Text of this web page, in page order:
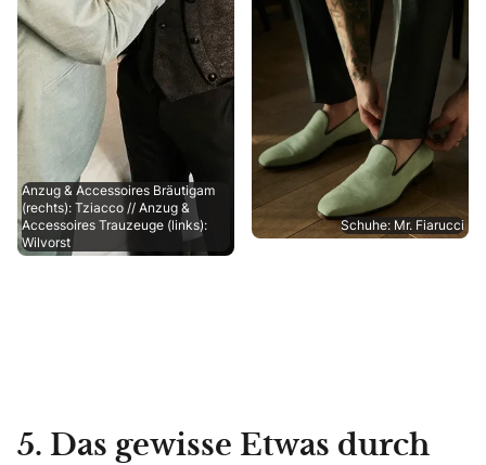
Anzug & Accessoires Bräutigam
(rechts): Tziacco // Anzug &
Accessoires Trauzeuge (links):
Wilvorst
Schuhe: Mr. Fiarucci
5. Das gewisse Etwas durch